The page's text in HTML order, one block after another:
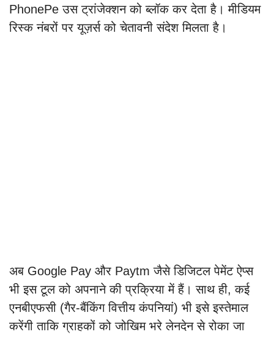
PhonePe उस ट्रांजेक्शन को ब्लॉक कर देता है। मीडियम
रिस्क नंबरों पर यूज़र्स को चेतावनी संदेश मिलता है।
अब Google Pay और Paytm जैसे डिजिटल पेमेंट ऐप्स
भी इस टूल को अपनाने की प्रक्रिया में हैं। साथ ही, कई
एनबीएफसी (गैर-बैंकिंग वित्तीय कंपनियां) भी इसे इस्तेमाल
करेंगी ताकि ग्राहकों को जोखिम भरे लेनदेन से रोका जा